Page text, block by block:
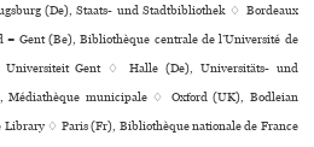
(De), Staats- und Stadtbibliothek ♢ Bordeaux
Gent (Be), Bibliothèque centrale de l’Université de
Universiteit Gent ♢ Halle (De), Universitäts- und
muni­ci­pale ♢ Oxford (UK), Bodleian
♢ Paris (Fr), Bibliothèque nationale de France